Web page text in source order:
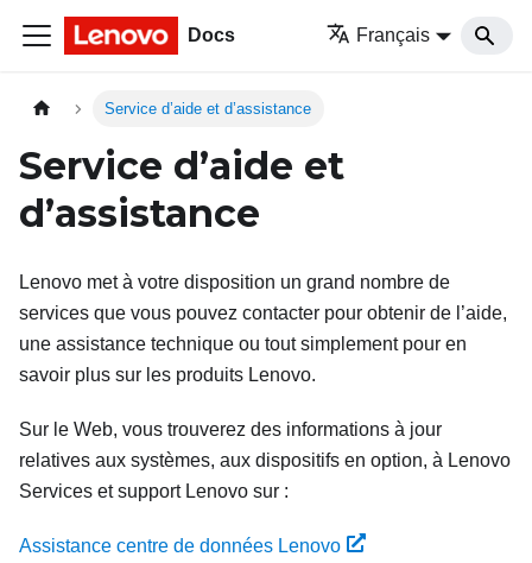
Docs Français
Service d’aide et d’assistance
Service d’aide et
d’assistance
Lenovo met à votre disposition un grand nombre de
services que vous pouvez contacter pour obtenir de l’aide,
une assistance technique ou tout simplement pour en
savoir plus sur les produits Lenovo.
Sur le Web, vous trouverez des informations à jour
relatives aux systèmes, aux dispositifs en option, à Lenovo
Services et support Lenovo sur :
Assistance centre de données Lenovo